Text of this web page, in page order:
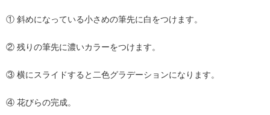
① 斜めになっている小さめの筆先に白をつけます。
② 残りの筆先に濃いカラーをつけます。
③ 横にスライドすると二色グラデーションになります。
④ 花びらの完成。